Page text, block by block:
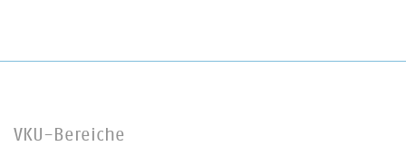
VKU-Bereiche